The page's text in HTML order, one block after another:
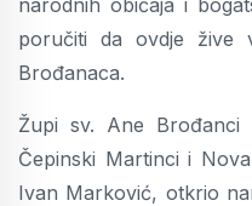
narodnih običaja i
poručiti da ovdje žive
Brođanaca.
Župi sv. Ane Brođanci
Čepinski Martinci i
Ivan Marković, otkrio